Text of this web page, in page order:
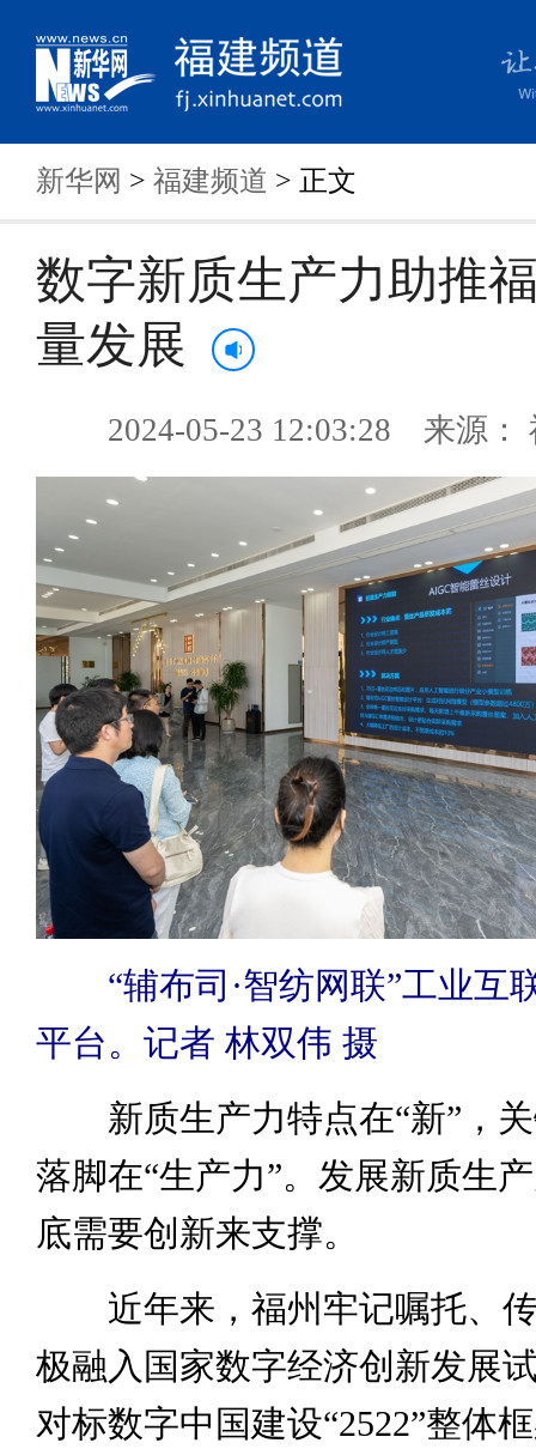
新华网 > 福建频道 > 正文
数字新质生产力助推
量发展
2024-05-23 12:03:28 来源：
“辅布司·智纺网联”工业互
平台。记者 林双伟 摄
新质生产力特点在“新”，关
落脚在“生产力”。发展新质生
底需要创新来支撑。
近年来，福州牢记嘱托、传
极融入国家数字经济创新发展
对标数字中国建设“2522”整体